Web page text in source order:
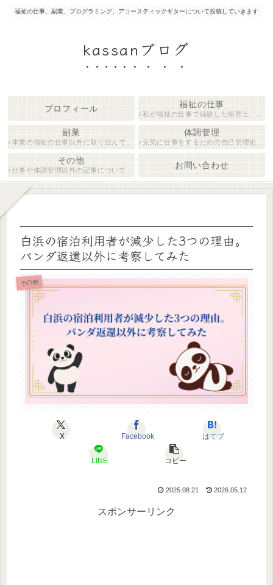
福祉の仕事、副業、プログラミング、アコースティックギターについて投稿していきます
kassanブログ
プロフィール 福祉の仕事
私が福祉の仕事で経験した保育士、障がい者生活支援員について紹介します。
副業
本業の福祉の仕事以外に取り組んでいる仕事について紹介します。
体調管理
元気に仕事をするための自己管理術について説明します。
その他
仕事や体調管理以外の記事について執筆しています。
お問い合わせ
白浜の宿泊利用者が減少した3つの理由。
パンダ返還以外に考察してみた
その他
X Facebook はてブ
LINE コピー
2025.08.21 2026.05.12
スポンサーリンク